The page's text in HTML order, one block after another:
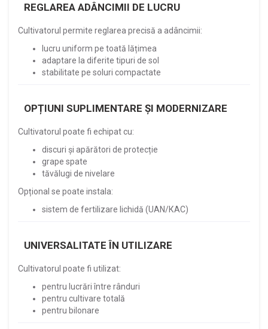
REGLAREA ADÂNCIMII DE LUCRU
Cultivatorul permite reglarea precisă a adâncimii:
lucru uniform pe toată lățimea
adaptare la diferite tipuri de sol
stabilitate pe soluri compactate
OPȚIUNI SUPLIMENTARE ȘI MODERNIZARE
Cultivatorul poate fi echipat cu:
discuri și apărători de protecție
grape spate
tăvălugi de nivelare
Opțional se poate instala:
sistem de fertilizare lichidă (UAN/КАС)
UNIVERSALITATE ÎN UTILIZARE
Cultivatorul poate fi utilizat:
pentru lucrări între rânduri
pentru cultivare totală
pentru bilonare